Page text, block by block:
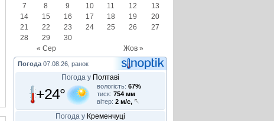
« Сер Жов »
7
8 9 10 11 12
13
14
15 16 17 18 19
20
21
22 23 24 25 26
27
28
29 30
Погода 07.08.26, ранок
Погода у Полтаві
+24° вологість: 67%
тиск: 754 мм
вітер: 2 м/с,
Погода у Кременчуці